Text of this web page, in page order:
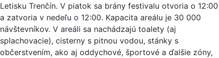
Letisku Trenčín. V piatok sa brány festivalu otvoria o 12:00
a zatvoria v nedeľu o 12:00. Kapacita areálu je 30 000
návštevníkov. V areáli sa nachádzajú toalety (aj
splachovacie), cisterny s pitnou vodou, stánky s
občerstvením, ako aj oddychové, športové a ďalšie zóny,